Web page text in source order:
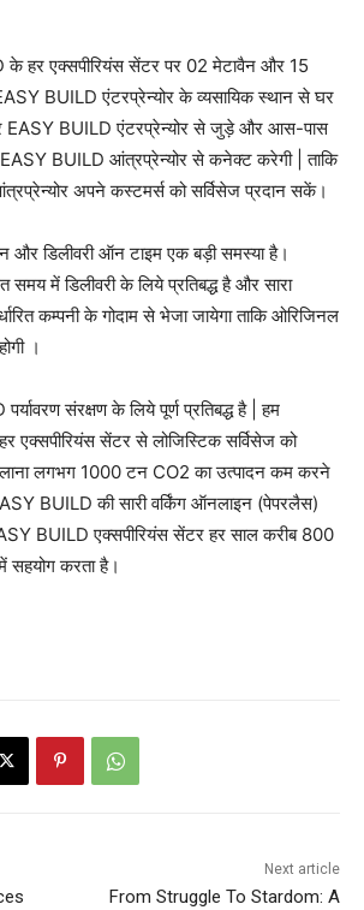
हर एक्सपीरियंस सेंटर पर 02 मेटावैन और 15
BUILD एंटरप्रेन्योर के व्यसायिक स्थान से घर
EASY BUILD एंटरप्रेन्योर से जुड़े और आस-पास
BUILD आंत्रप्रेन्योर से कनेक्ट करेगी | ताकि
अपने कस्टमर्स को सर्विसेज प्रदान सकें।
और डिलीवरी ऑन टाइम एक बड़ी समस्या है।
समय में डिलीवरी के लिये प्रतिबद्ध है और सारा
कम्पनी के गोदाम से भेजा जायेगा ताकि ओरिजिनल
।
संरक्षण के लिये पूर्ण प्रतिबद्ध है | हम
एक्सपीरियंस सेंटर से लोजिस्टिक सर्विसेज को
लगभग 1000 टन CO2 का उत्पादन कम करने
BUILD की सारी वर्किंग ऑनलाइन (पेपरलैस)
BUILD एक्सपीरियंस सेंटर हर साल करीब 800
सहयोग करता है।
Next article
From Struggle To Stardom: A